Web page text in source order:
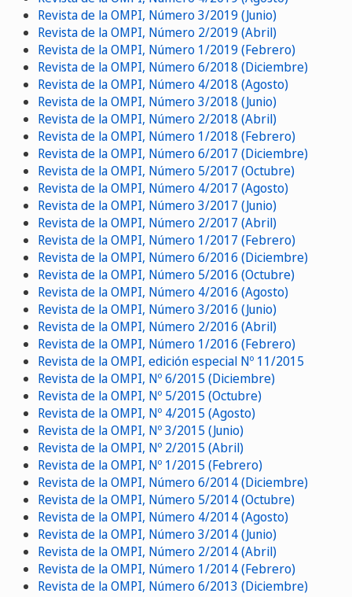
Revista de la OMPI, Número 3/2019 (Junio)
Revista de la OMPI, Número 2/2019 (Abril)
Revista de la OMPI, Número 1/2019 (Febrero)
Revista de la OMPI, Número 6/2018 (Diciembre)
Revista de la OMPI, Número 4/2018 (Agosto)
Revista de la OMPI, Número 3/2018 (Junio)
Revista de la OMPI, Número 2/2018 (Abril)
Revista de la OMPI, Número 1/2018 (Febrero)
Revista de la OMPI, Número 6/2017 (Diciembre)
Revista de la OMPI, Número 5/2017 (Octubre)
Revista de la OMPI, Número 4/2017 (Agosto)
Revista de la OMPI, Número 3/2017 (Junio)
Revista de la OMPI, Número 2/2017 (Abril)
Revista de la OMPI, Número 1/2017 (Febrero)
Revista de la OMPI, Número 6/2016 (Diciembre)
Revista de la OMPI, Número 5/2016 (Octubre)
Revista de la OMPI, Número 4/2016 (Agosto)
Revista de la OMPI, Número 3/2016 (Junio)
Revista de la OMPI, Número 2/2016 (Abril)
Revista de la OMPI, Número 1/2016 (Febrero)
Revista de la OMPI, edición especial Nº 11/2015
Revista de la OMPI, Nº 6/2015 (Diciembre)
Revista de la OMPI, Nº 5/2015 (Octubre)
Revista de la OMPI, Nº 4/2015 (Agosto)
Revista de la OMPI, Nº 3/2015 (Junio)
Revista de la OMPI, Nº 2/2015 (Abril)
Revista de la OMPI, Nº 1/2015 (Febrero)
Revista de la OMPI, Número 6/2014 (Diciembre)
Revista de la OMPI, Número 5/2014 (Octubre)
Revista de la OMPI, Número 4/2014 (Agosto)
Revista de la OMPI, Número 3/2014 (Junio)
Revista de la OMPI, Número 2/2014 (Abril)
Revista de la OMPI, Número 1/2014 (Febrero)
Revista de la OMPI, Número 6/2013 (Diciembre)